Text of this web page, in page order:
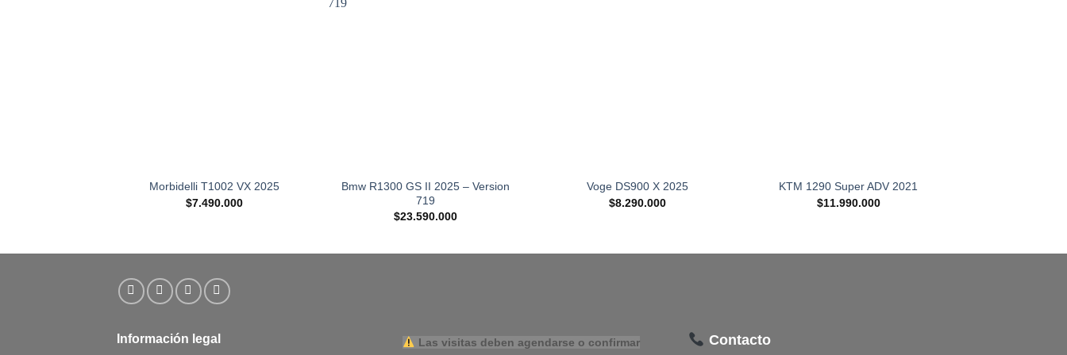
Morbidelli T1002 VX 2025
$7.490.000
Bmw R1300 GS II 2025 – Version
719
$23.590.000
Voge DS900 X 2025
$8.290.000
KTM 1290 Super ADV 2021
$11.990.000
Información legal Las visitas deben agendarse o confirmar Contacto